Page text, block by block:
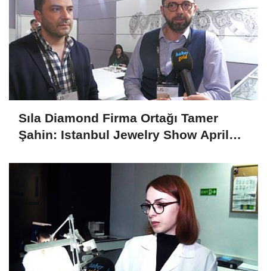
Sıla Diamond Firma Ortağı Tamer
Şahin: Istanbul Jewelry Show April